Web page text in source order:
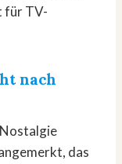
für TV-
nach
das